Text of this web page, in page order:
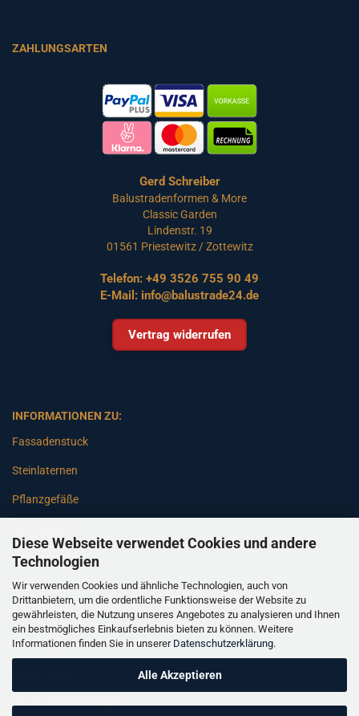
Diese Webseite verwendet Cookies und andere
Technologien
Wir verwenden Cookies und ähnliche Technologien, auch von
Drittanbietern, um die ordentliche Funktionsweise der Website zu
gewährleisten, die Nutzung unseres Angebotes zu analysieren und Ihnen
ein bestmögliches Einkaufserlebnis bieten zu können. Weitere
Informationen finden Sie in unserer Datenschutzerklärung.
Alle Akzeptieren
ZAHLUNGSARTEN
Gerd Schreiber
Balustradenformen & More
Classic Garden
Lindenstr. 19
01561 Priestewitz / Zottewitz
Telefon: +49 3526 755 90 49
E-Mail: info@balustrade24.de
Vertrag widerrufen
INFORMATIONEN ZU:
Fassadenstuck
Steinlaternen
Pflanzgefäße
Gartenbänke
Pfeiler
Gartenbrunnen
Gartenfiguren